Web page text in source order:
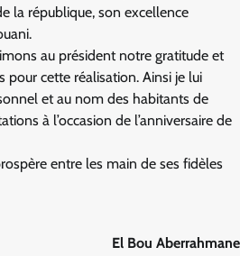
la république, son excellence
au président notre gratitude et
pour cette réalisation. Ainsi je lui
et au nom des habitants de
à l’occasion de l’anniversaire de
entre les main de ses fidèles
El Bou Aberrahmane